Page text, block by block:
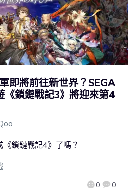
即將前往新世界？SEGA
《鎖鏈戰記3》將迎來第4
0 0
鎖鏈戰記4》了嗎？